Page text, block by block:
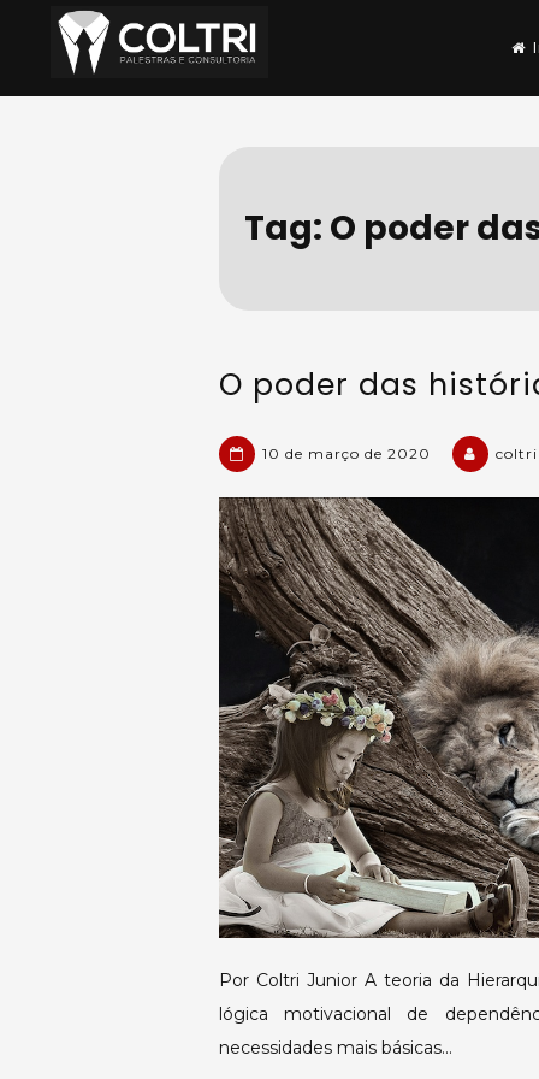
Coltri | Palestras e
Nossa especialidade é resolver
Tag: O poder
O poder das
10 de março de 2020 coltri
Por Coltri Junior A teoria da
lógica motivacional de
necessidades mais básicas…